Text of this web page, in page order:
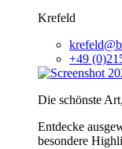
Krefeld
+49
Die schönste
Entdecke
besondere